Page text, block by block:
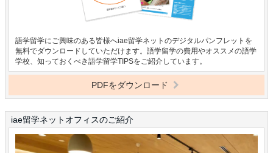
語学留学にご興味のある皆様へiae留学ネットのデジタルパンフレットを
無料でダウンロードしていただけます。語学留学の費用やオススメの語学
学校、知っておくべき語学留学TIPSをご紹介しています。
PDFをダウンロード
iae留学ネットオフィスのご紹介